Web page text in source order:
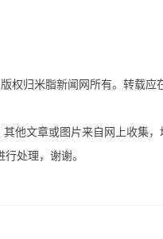
权归米脂新闻网所有。转载
他文章或图片来自网上收集
处理，谢谢。